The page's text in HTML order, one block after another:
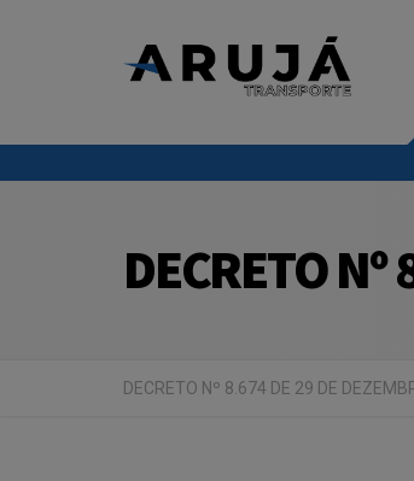
DECRETO
DECRETO Nº 8.674 DE 29 DE